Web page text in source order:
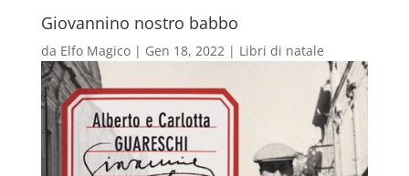
Giovannino nostro babbo
da Elfo Magico| Gen 18, 2022| Libri di natale